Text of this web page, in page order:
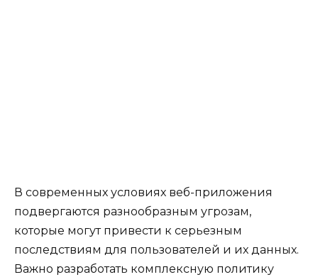
В современных условиях веб-приложения
подвергаются разнообразным угрозам,
которые могут привести к серьезным
последствиям для пользователей и их данных.
Важно разработать комплексную политику